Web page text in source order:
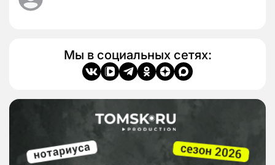
Мы в социальных сетях: